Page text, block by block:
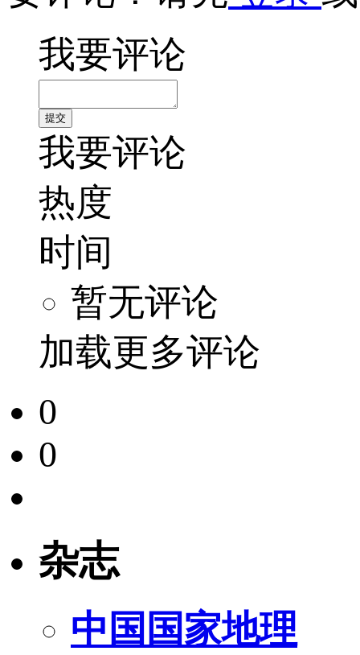
我要评论
我要评论
热度
时间
暂无评论
加载更多评论
0
0
杂志
中国国家地理